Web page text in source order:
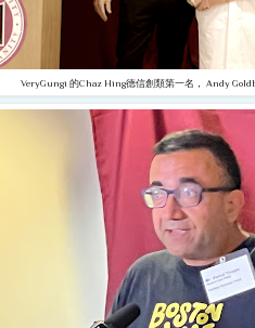
VeryGungi 的Chaz Hing德信創類第一名， Andy